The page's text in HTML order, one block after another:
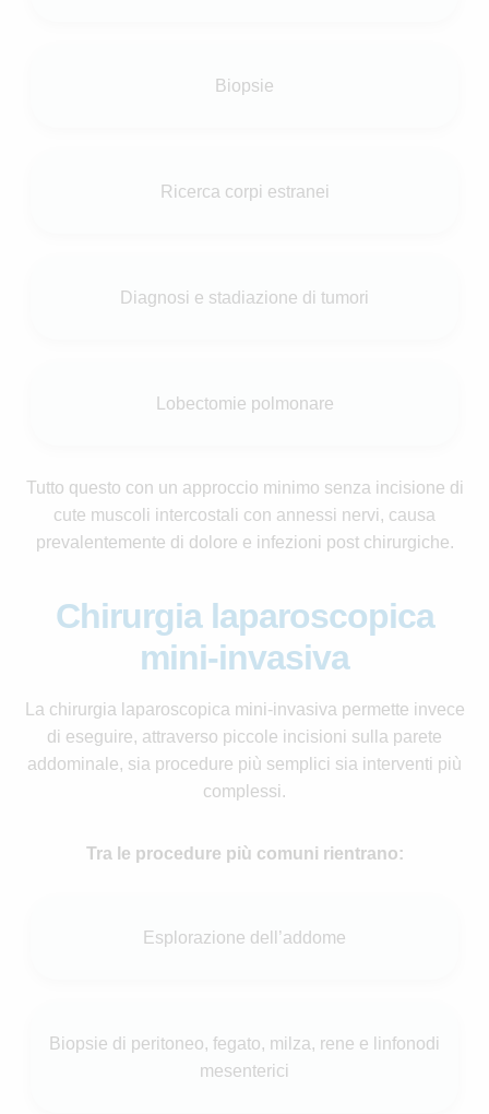
Biopsie
Ricerca corpi estranei
Diagnosi e stadiazione di tumori
Lobectomie polmonare
Tutto questo con un approccio minimo senza incisione di
cute muscoli intercostali con annessi nervi, causa
prevalentemente di dolore e infezioni post chirurgiche.
Chirurgia laparoscopica
mini-invasiva
La chirurgia laparoscopica mini-invasiva permette invece
di eseguire, attraverso piccole incisioni sulla parete
addominale, sia procedure più semplici sia interventi più
complessi.
Tra le procedure più comuni rientrano:
Esplorazione dell’addome
Biopsie di peritoneo, fegato, milza, rene e linfonodi
mesenterici